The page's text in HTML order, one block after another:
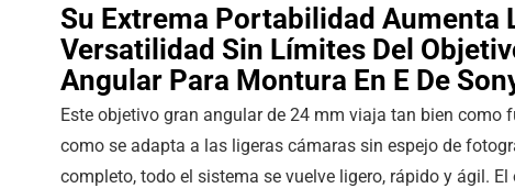
Su Extrema Portabilidad Aumenta
Versatilidad Sin Límites Del
Angular Para Montura En E De
Este objetivo gran angular de 24 mm viaja tan bien como
como se adapta a las ligeras cámaras sin espejo de
completo, todo el sistema se vuelve ligero, rápido y ágil. El